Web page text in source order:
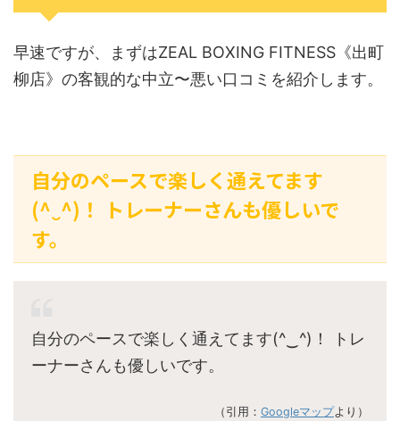
早速ですが、まずはZEAL BOXING FITNESS《出町
柳店》の客観的な中立〜悪い口コミを紹介します。
自分のペースで楽しく通えてます
(^‿^)！ トレーナーさんも優しいで
す。
自分のペースで楽しく通えてます(^‿^)！ トレ
ーナーさんも優しいです。
（引用： Googleマップより）